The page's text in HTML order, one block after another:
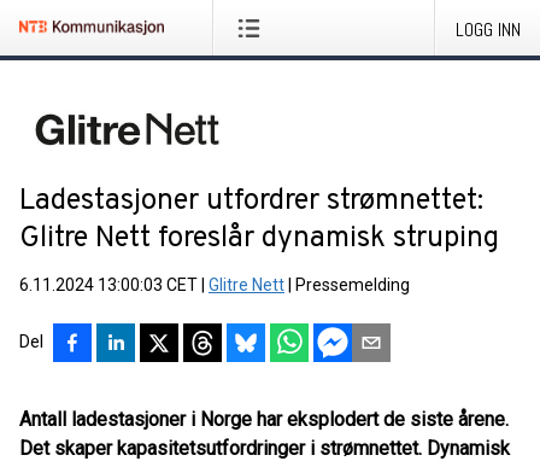
LOGG INN
Ladestasjoner utfordrer strømnettet:
Glitre Nett foreslår dynamisk struping
6.11.2024 13:00:03 CET Glitre Nett Pressemelding
Del
Antall ladestasjoner i Norge har eksplodert de siste årene.
Det skaper kapasitetsutfordringer i strømnettet. Dynamisk